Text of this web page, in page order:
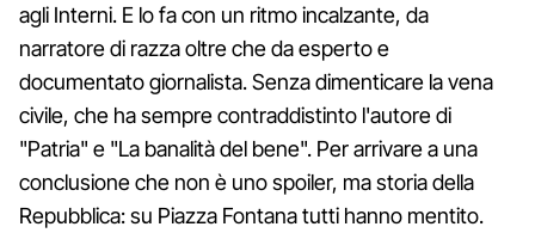
agli Interni. E lo fa con un ritmo incalzante, da
narratore di razza oltre che da esperto e
documentato giornalista. Senza dimenticare la vena
civile, che ha sempre contraddistinto l'autore di
"Patria" e "La banalità del bene". Per arrivare a una
conclusione che non è uno spoiler, ma storia della
Repubblica: su Piazza Fontana tutti hanno mentito.